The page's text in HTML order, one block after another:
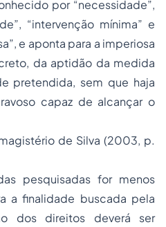
por “necessidade”,
“intervenção mínima” e
e aponta para a imperiosa
da aptidão da medida
pretendida, sem que haja
capaz de alcançar o
de Silva (2003, p.
pesquisadas for menos
a finalidade buscada pela
dos direitos deverá ser